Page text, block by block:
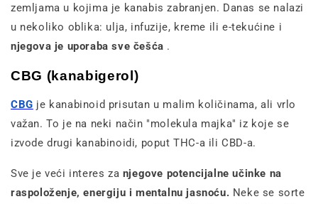
zemljama u kojima je kanabis zabranjen. Danas se nalazi
u nekoliko oblika: ulja, infuzije, kreme ili e-tekućine i
njegova je uporaba sve češća .
CBG (kanabigerol)
CBG je kanabinoid prisutan u malim količinama, ali vrlo
važan. To je na neki način "molekula majka" iz koje se
izvode drugi kanabinoidi, poput THC-a ili CBD-a.
Sve je veći interes za njegove potencijalne učinke na
raspoloženje, energiju i mentalnu jasnoću. Neke se sorte